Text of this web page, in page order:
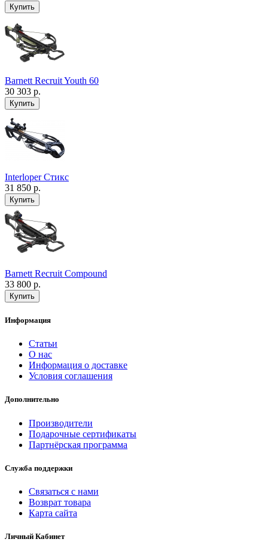
Barnett Recruit Youth 60
30 303 р.
Interloper Стикс
31 850 р.
Barnett Recruit Compound
33 800 р.
Информация
Статьи
О нас
Информация о доставке
Условия соглашения
Дополнительно
Производители
Подарочные сертификаты
Партнёрская программа
Служба поддержки
Связаться с нами
Возврат товара
Карта сайта
Личный Кабинет